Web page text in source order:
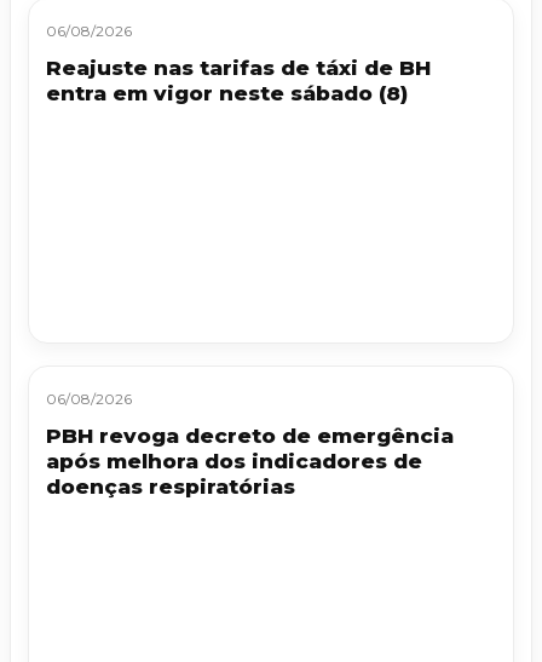
06/08/2026
Reajuste nas tarifas de táxi de BH
entra em vigor neste sábado (8)
06/08/2026
PBH revoga decreto de emergência
após melhora dos indicadores de
doenças respiratórias